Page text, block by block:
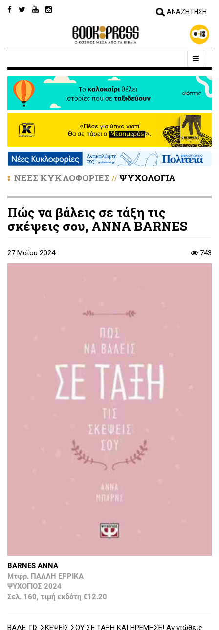
ΝΕΕΣ ΚΥΚΛΟΦΟΡΙΕΣ // ΨΥΧΟΛΟΓΙΑ
Πώς να βάλεις σε τάξη τις
σκέψεις σου, ANNA BARNES
27 Μαΐου 2024 743
BARNES ANNA
Μτφρ. ΠΑΛΛΗ ΕΡΡΙΚΑ
ΨΥΧΟΓΙΟΣ 2024
Σελ. 160, τιμή εκδότη €12.20
ΒΑΛΕ ΤΙΣ ΣΚΕΨΕΙΣ ΣΟΥ ΣΕ ΤΑΞΗ ΚΑΙ ΗΡΕΜΗΣΕ! Αν νιώθεις